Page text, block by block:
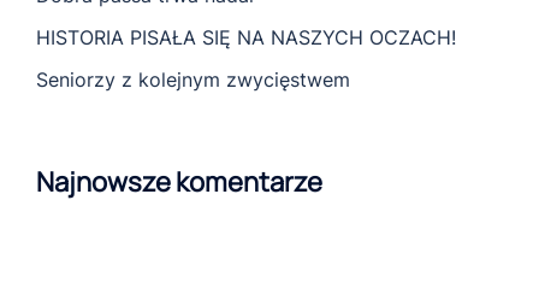
HISTORIA PISAŁA SIĘ NA NASZYCH OCZACH!
Seniorzy z kolejnym zwycięstwem
Najnowsze komentarze